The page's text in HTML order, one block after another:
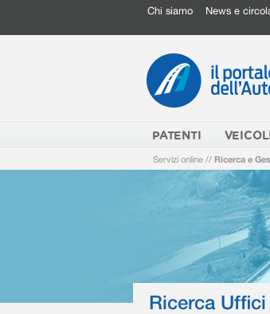
Chi siamo News e
PATENTI
Servizi online // Ricerca e
Ricerca